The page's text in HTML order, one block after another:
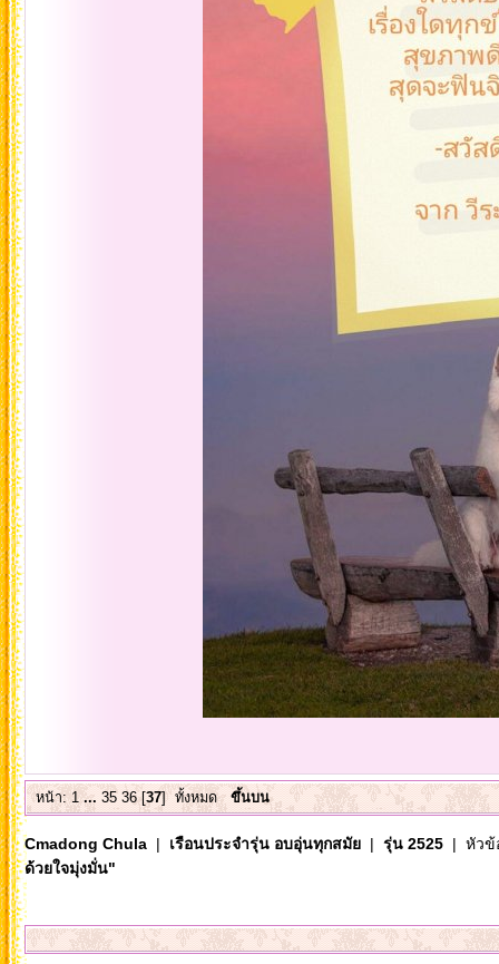
หน้า:1 ... 35 36[37] ทั้งหมด ขึ้นบน
Cmadong Chula| เรือนประจำรุ่น อบอุ่นทุกสมัย| รุ่น 2525| หัวข้
ด้วยใจมุ่งมั่น"